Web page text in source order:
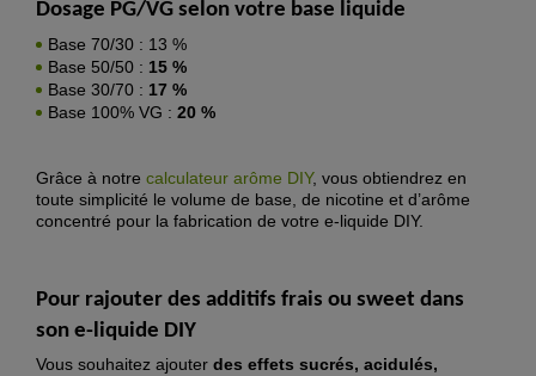
Dosage PG/VG selon votre base liquide
Base 70/30 : 13 %
Base 50/50 : 15 %
Base 30/70 : 17 %
Base 100% VG : 20 %
Grâce à notre calculateur arôme DIY, vous obtiendrez en
toute simplicité le volume de base, de nicotine et d’arôme
concentré pour la fabrication de votre e-liquide DIY.
Pour rajouter des additifs frais ou sweet dans
son e-liquide DIY
Vous souhaitez ajouter des effets sucrés, acidulés,